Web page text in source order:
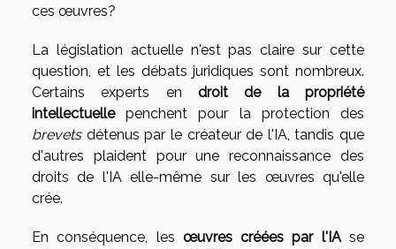
ces œuvres?
La législation actuelle n'est pas claire sur cette
question, et les débats juridiques sont nombreux.
Certains experts en droit de la propriété
intellectuellepenchent pour la protection des
brevetsdétenus par le créateur de l'IA, tandis que
d'autres plaident pour une reconnaissance des
droits de l'IA elle-même sur les œuvres qu'elle
crée.
En conséquence, les œuvres créées par l'IAse